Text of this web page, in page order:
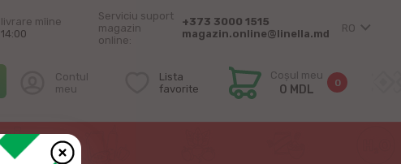
mîine
Serviciu suport
magazin
online:
+373 3000 1515
magazin.online@linella.md
RO
Contul
meu
Lista
favorite
Coșul meu
0 MDL 0